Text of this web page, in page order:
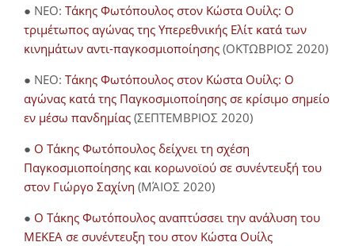
● NEO: Τάκης Φωτόπουλος στον Κώστα Ουίλς: Ο
τριμέτωπος αγώνας της Υπερεθνικής Ελίτ κατά των
κινημάτων αντι-παγκοσμιοποίησης (ΟΚΤΩΒΡΙΟΣ 2020)
● NEO: Τάκης Φωτόπουλος στον Κώστα Ουίλς: Ο
αγώνας κατά της Παγκοσμιοποίησης σε κρίσιμο σημείο
εν μέσω πανδημίας (ΣΕΠΤΕΜΒΡΙΟΣ 2020)
● Ο Τάκης Φωτόπουλος δείχνει τη σχέση
Παγκοσμιοποίησης και κορωνοϊού σε συνέντευξή του
στον Γιώργο Σαχίνη (ΜΆΙΟΣ 2020)
● O Τάκης Φωτόπουλος αναπτύσσει την ανάλυση του
ΜΕΚΕΑ σε συνέντευξη του στον Κώστα Ουίλς